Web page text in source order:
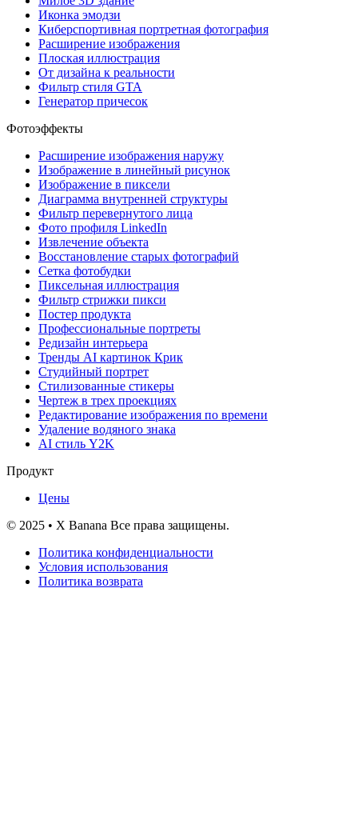
Иконка эмодзи
Киберспортивная портретная фотография
Расширение изображения
Плоская иллюстрация
От дизайна к реальности
Фильтр стиля GTA
Генератор причесок
Фотоэффекты
Расширение изображения наружу
Изображение в линейный рисунок
Изображение в пиксели
Диаграмма внутренней структуры
Фильтр перевернутого лица
Фото профиля LinkedIn
Извлечение объекта
Восстановление старых фотографий
Сетка фотобудки
Пиксельная иллюстрация
Фильтр стрижки пикси
Постер продукта
Профессиональные портреты
Редизайн интерьера
Тренды AI картинок Крик
Студийный портрет
Стилизованные стикеры
Чертеж в трех проекциях
Редактирование изображения по времени
Удаление водяного знака
AI стиль Y2K
Продукт
Цены
© 2025 • X Banana Все права защищены.
Политика конфиденциальности
Условия использования
Политика возврата